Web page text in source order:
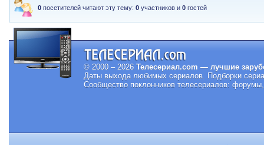
0 посетителей читают эту тему:0 участников и0 гостей
© 2000 – 2026 Телесериал.com — лучшие
Даты выхода любимых сериалов. Подборки
Сообщество поклонников телесериалов: